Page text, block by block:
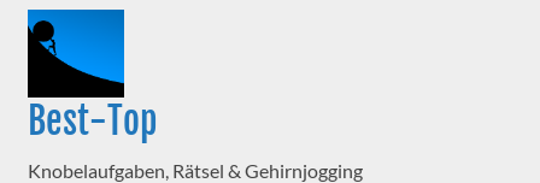
Best-Top
Knobelaufgaben, Rätsel & Gehirnjogging